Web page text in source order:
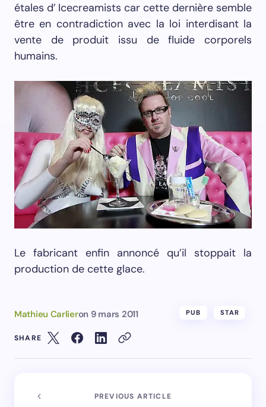
étales d’ Icecreamists car cette dernière semble
être en contradiction avec la loi interdisant la
vente de produit issu de fluide corporels
humains.
Le fabricant enfin annoncé qu’il stoppait la
production de cette glace.
Mathieu Carlieron 9 mars 2011 PUB STAR
SHARE
PREVIOUS ARTICLE